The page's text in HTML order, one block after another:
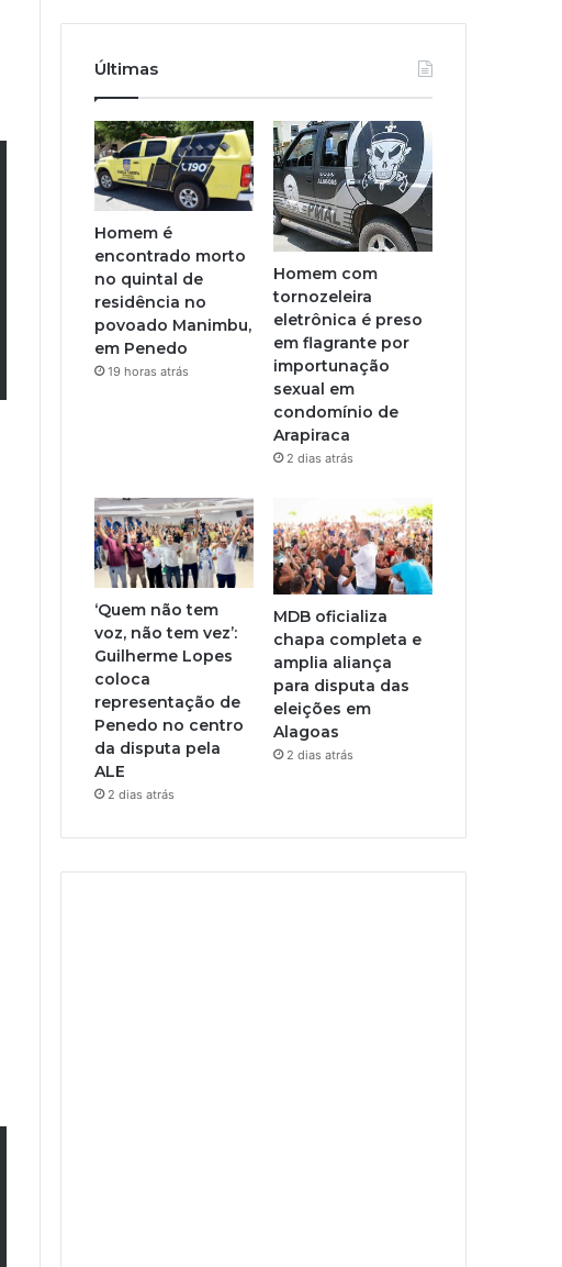
Últimas
Homem é
encontrado morto
no quintal de
residência no
povoado Manimbu,
em Penedo
19 horas atrás
Homem com
tornozeleira
eletrônica é preso
em flagrante por
importunação
sexual em
condomínio de
Arapiraca
2 dias atrás
‘Quem não tem
voz, não tem vez’:
Guilherme Lopes
coloca
representação de
Penedo no centro
da disputa pela
ALE
2 dias atrás
MDB oficializa
chapa completa e
amplia aliança
para disputa das
eleições em
Alagoas
2 dias atrás